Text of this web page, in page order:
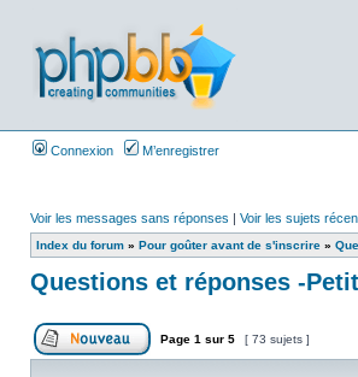
Connexion M’enregistrer
Voir les messages sans réponses | Voir les sujets
Index du forum » Pour goûter avant de s'inscrire »
Questions et réponses -
Page 1 sur 5 [ 73 sujets ]